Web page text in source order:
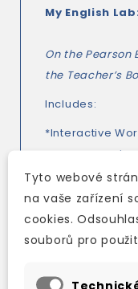
My English
On the
the Teacher’s
Includes:
*Interactive
management
see common
*student digital
*Teacher’s
keys,
functional
Tyto webové
na vaše zařízení
cookies.
souborů pro